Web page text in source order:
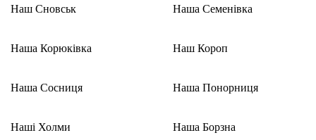
Наш Сновськ
Наша Корюківка
Наша Сосниця
Наші Холми
Наша Семенівка
Наш Короп
Наша Понорниця
Наша Борзна